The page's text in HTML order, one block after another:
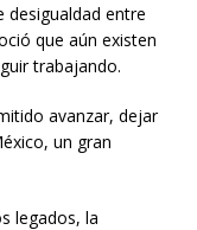
desigualdad entre
que aún existen
trabajando.
avanzar, dejar
un gran
legados, la